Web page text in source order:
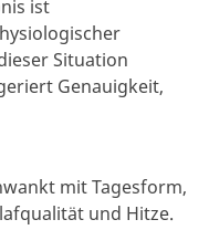
ist
Situation
Genauigkeit,
mit Tagesform,
und Hitze.